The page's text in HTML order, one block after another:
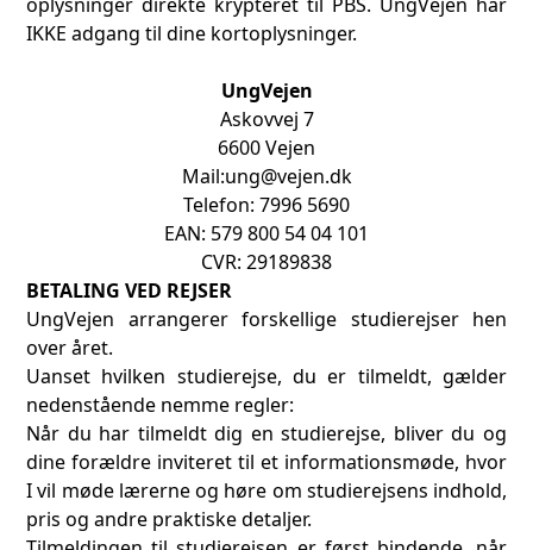
IKKE adgang til dine kortoplysninger.
UngVejen
Askovvej 7
6600 Vejen
Mail:ung@vejen.dk
Telefon: 7996 5690
EAN: 579 800 54 04 101
CVR: 29189838
BETALING VED REJSER
UngVejen arrangerer forskellige studierejser hen
over året.
Uanset hvilken studierejse, du er tilmeldt, gælder
nedenstående nemme regler:
Når du har tilmeldt dig en studierejse, bliver du og
dine forældre inviteret til et informationsmøde, hvor
I vil møde lærerne og høre om studierejsens indhold,
pris og andre praktiske detaljer.